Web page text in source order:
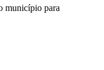
município para